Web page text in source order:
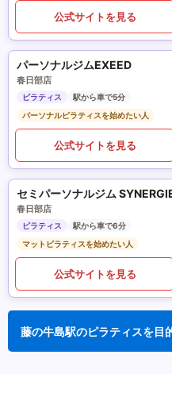
公式サイトを見る
パーソナルジムEXEED
春日部店
ピラティス
駅から車で5分
パーソナルピラティスを始めたい人
公式サイトを見る
セミパーソナルジム
春日部店
ピラティス
駅から車で6分
マットピラティスを始めたい人
公式サイトを見る
藤の牛島駅のピラティスを目